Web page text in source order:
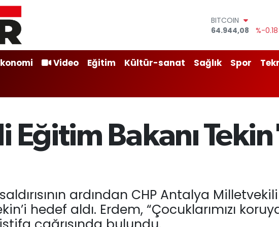
DOLAR
47,7436
%0.18
55,2510
%0.32
STERLİN
64,4811
BITCOIN
64.944,08
%-0.18
Video Eğitim Kültür-sanat Sağlık Spor
Eğitim Bakanı
ardından CHP Antalya
hedef aldı. Erdem, “Çocuklarımızı